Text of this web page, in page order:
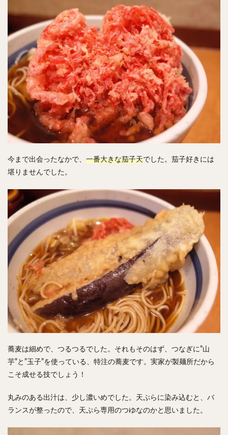
今まで出会ったなかで、 一番大きな茄子天でした。茄子好きには
堪りませんでした。
蕎麦は細めで、つるつるでした。それもそのはず、つなぎに”山
芋”と”玉子”を使っている、特注の蕎麦です。実家が製麺所だから
こそ成せる技でしょう！
丸みのある出汁は、少し濃いめでした。天ぷらに染み込むと、バ
ランスが整ったので、天ぷら専用のつゆなのかと思いました。